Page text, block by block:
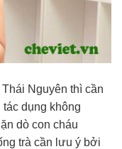
Nguyên thì cần
dụng không
dò con cháu
trà cần lưu ý bởi